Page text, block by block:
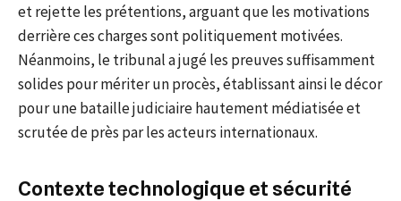
et rejette les prétentions, arguant que les motivations
derrière ces charges sont politiquement motivées.
Néanmoins, le tribunal a jugé les preuves suffisamment
solides pour mériter un procès, établissant ainsi le décor
pour une bataille judiciaire hautement médiatisée et
scrutée de près par les acteurs internationaux.
Contexte technologique et sécurité